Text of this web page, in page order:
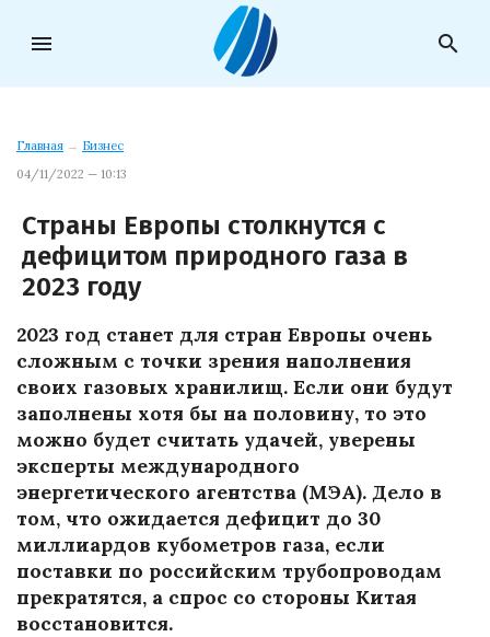
menu search
Главная → Бизнес
04/11/2022 — 10:13
Страны Европы столкнутся с
дефицитом природного газа в
2023 году
2023 год станет для стран Европы очень
сложным с точки зрения наполнения
своих газовых хранилищ. Если они будут
заполнены хотя бы на половину, то это
можно будет считать удачей, уверены
эксперты международного
энергетического агентства (МЭА). Дело в
том, что ожидается дефицит до 30
миллиардов кубометров газа, если
поставки по российским трубопроводам
прекратятся, а спрос со стороны Китая
восстановится.